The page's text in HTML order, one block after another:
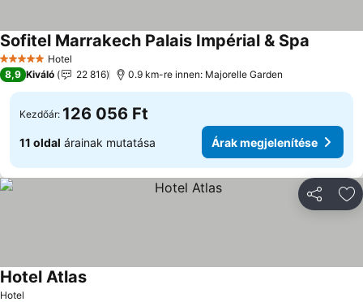
5 KategóriaHotel
Sofitel Marrakech Palais Impérial & Spa
8,9 Kiváló 22 816 0.9 km-re innen: Majorelle Garden
Kezdőár: 126 056 Ft
11 oldal árainak mutatása Árak megjelenítése
Hotel
Hotel Atlas